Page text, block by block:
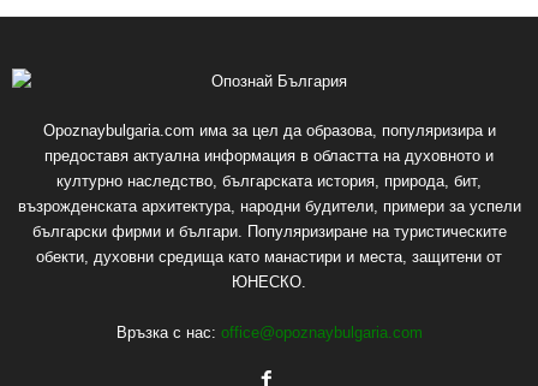
Opoznaybulgaria.com има за цел да образова, популяризира и
предоставя актуална информация в областта на духовното и
културно наследство, българската история, природа, бит,
възрожденската архитектура, народни будители, примери за успели
български фирми и българи. Популяризиране на туристическите
обекти, духовни средища като манастири и места, защитени от
ЮНЕСКО.
Връзка с нас: office@opoznaybulgaria.com